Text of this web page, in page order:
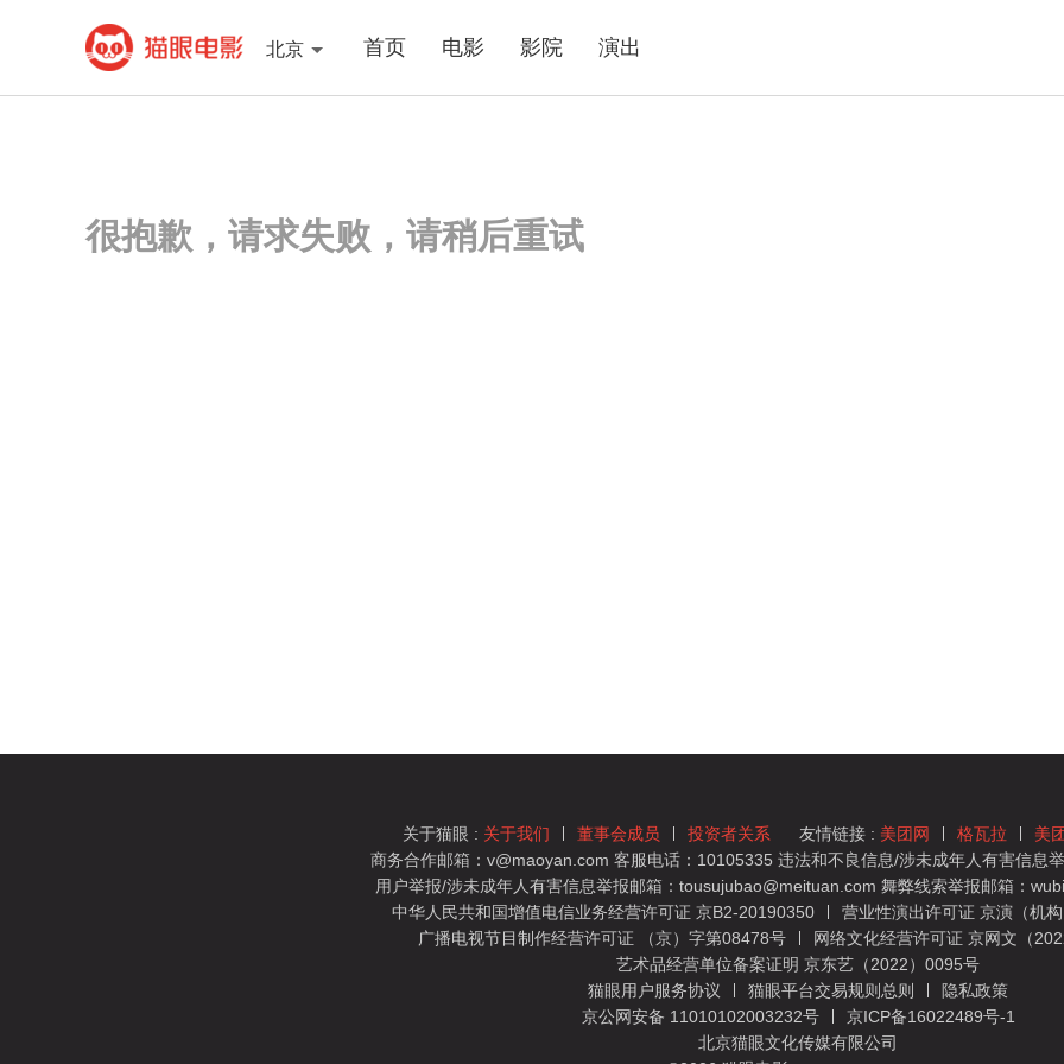
北京 首页 电影 影院 演出
很抱歉，请求失败，请稍后重试
关于猫眼 : 关于我们 董事会成员 投资者关系 友情链接 : 美团网 格瓦拉 美
商务合作邮箱：v@maoyan.com 客服电话：10105335 违法和不良信息/涉未成年人有害信息
用户举报/涉未成年人有害信息举报邮箱：tousujubao@meituan.com 舞弊线索举报邮箱：
中华人民共和国增值电信业务经营许可证 京B2-20190350
营业性演出许可证 京演（机
广播电视节目制作经营许可证 （京）字第08478号
网络文化经营许可证 京网文（
艺术品经营单位备案证明 京东艺（2022）0095号
猫眼用户服务协议
猫眼平台交易规则总则
隐私政策
京公网安备 11010102003232号
京ICP备16022489号-1
北京猫眼文化传媒有限公司